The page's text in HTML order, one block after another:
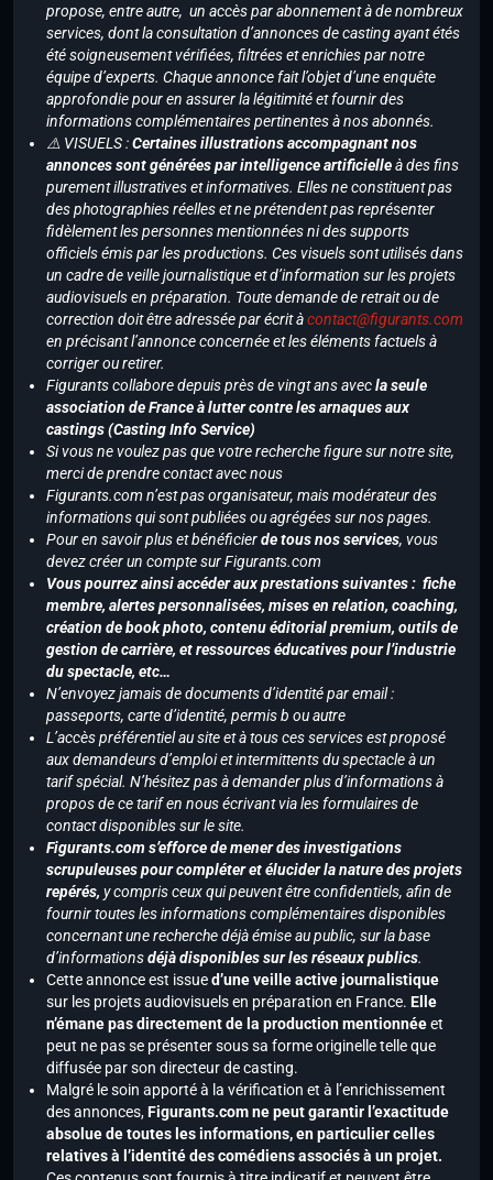
propose, entre autre, un accès par abonnement à de nombreux
services, dont la consultation d’annonces de casting ayant étés
été soigneusement vérifiées, filtrées et enrichies par notre
équipe d’experts. Chaque annonce fait l’objet d’une enquête
approfondie pour en assurer la légitimité et fournir des
informations complémentaires pertinentes à nos abonnés.
⚠️ VISUELS :Certaines illustrations accompagnant nos
annonces sont générées par intelligence artificielleà des fins
purement illustratives et informatives. Elles ne constituent pas
des photographies réelles et ne prétendent pas représenter
fidèlement les personnes mentionnées ni des supports
officiels émis par les productions. Ces visuels sont utilisés dans
un cadre de veille journalistique et d’information sur les projets
audiovisuels en préparation. Toute demande de retrait ou de
correction doit être adressée par écrit àcontact@figurants.com
en précisant l’annonce concernée et les éléments factuels à
corriger ou retirer.
Figurants collabore depuis près de vingt ans avecla seule
association de France à lutter contre les arnaques aux
castings (Casting Info Service)
Si vous ne voulez pas que votre recherche figure sur notre site,
merci de prendre contact avec nous
Figurants.com n’est pas organisateur, mais modérateur des
informations qui sont publiées ou agrégées sur nos pages.
Pour en savoir plus et bénéficierde tous nos services, vous
devez créer un compte sur Figurants.com
Vous pourrez ainsi accéder aux prestations suivantes : fiche
membre, alertes personnalisées, mises en relation, coaching,
création de book photo, contenu éditorial premium, outils de
gestion de carrière, et ressources éducatives pour l’industrie
du spectacle, etc…
N’envoyez jamais de documents d’identité par email :
passeports, carte d’identité, permis b ou autre
L’accès préférentiel au site et à tous ces services est proposé
aux demandeurs d’emploi et intermittents du spectacle à un
tarif spécial. N’hésitez pas à demander plus d’informations à
propos de ce tarif en nous écrivant via les formulaires de
contact disponibles sur le site.
Figurants.com s’efforce de mener des investigations
scrupuleuses pour compléter et élucider la nature des projets
repérés, y compris ceux qui peuvent être confidentiels, afin de
fournir toutes les informations complémentaires disponibles
concernant une recherche déjà émise au public, sur la base
d’informationsdéjà disponibles sur les réseaux publics.
Cette annonce est issued’une veille active journalistique
sur les projets audiovisuels en préparation en France. Elle
n’émane pas directement de la production mentionnéeet
peut ne pas se présenter sous sa forme originelle telle que
diffusée par son directeur de casting.
Malgré le soin apporté à la vérification et à l’enrichissement
des annonces,Figurants.com ne peut garantir l’exactitude
absolue de toutes les informations, en particulier celles
relatives à l’identité des comédiens associés à un projet.